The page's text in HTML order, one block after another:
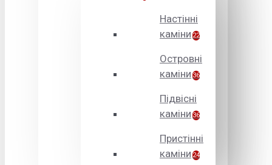
Настінні
каміни 22
Островні
каміни 36
Підвісні
каміни 36
Пристінні
каміни 24